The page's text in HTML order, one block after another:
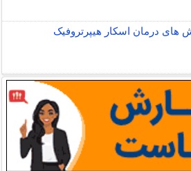
های درمان اسکار هیپرتروفیک